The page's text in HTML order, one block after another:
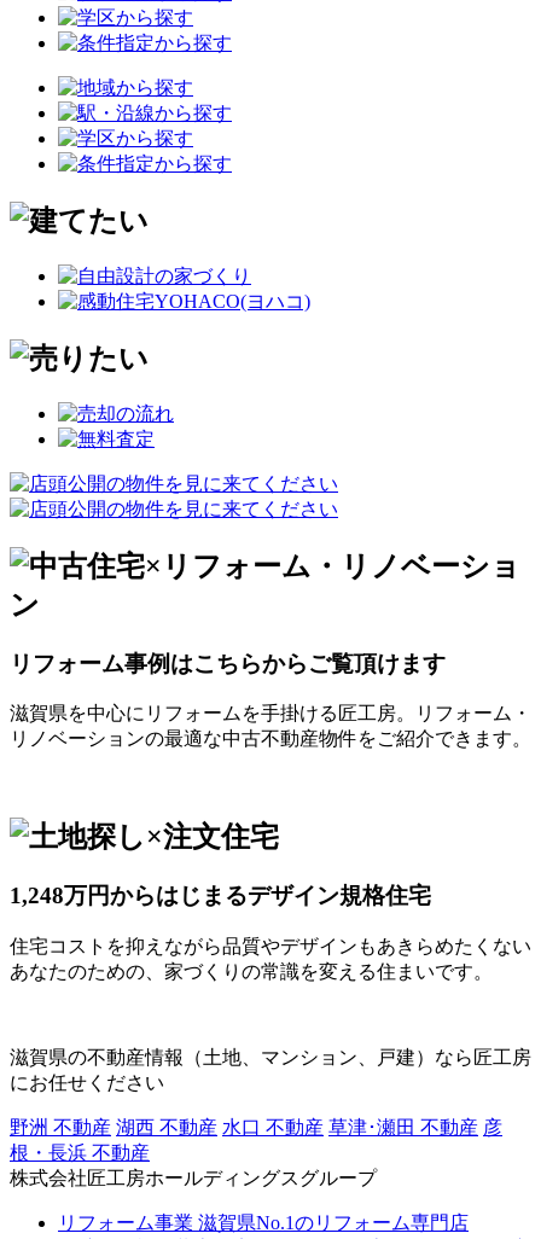
リフォーム事例はこちらからご覧頂けます
滋賀県を中心にリフォームを手掛ける匠工房。リフォーム・
リノベーションの最適な中古不動産物件をご紹介できます。
1,248万円からはじまるデザイン規格住宅
住宅コストを抑えながら品質やデザインもあきらめたくない
あなたのための、家づくりの常識を変える住まいです。
滋賀県の不動産情報（土地、マンション、戸建）なら匠工房
にお任せください
野洲 不動産 湖西 不動産 水口 不動産 草津･瀬田 不動産 彦
根・長浜 不動産
株式会社匠工房ホールディングスグループ
リフォーム事業 滋賀県No.1のリフォーム専門店